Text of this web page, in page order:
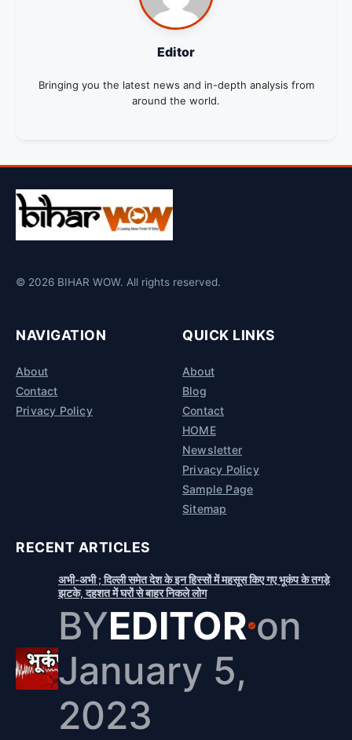
Editor
Bringing you the latest news and in-depth analysis from
around the world.
© 2026 BIHAR WOW. All rights reserved.
NAVIGATION
About
Contact
Privacy Policy
QUICK LINKS
About
Blog
Contact
HOME
Newsletter
Privacy Policy
Sample Page
Sitemap
RECENT ARTICLES
अभी-अभी ; दिल्ली समेत देश के इन हिस्सों में महसूस किए गए भूकंप के तगड़े
झटके, दहशत में घरों से बाहर निकले लोग
BYEDITOR on
January 5,
2023